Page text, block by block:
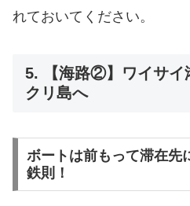
れておいてください。
5. 【海路②】ワイサイ
クリ島へ
ボートは前もって滞在先
鉄則！